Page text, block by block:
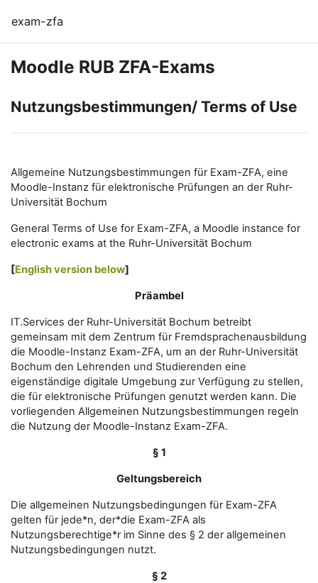
exam-zfa
Moodle RUB ZFA-Exams
Nutzungsbestimmungen/ Terms of Use
Allgemeine Nutzungsbestimmungen für Exam-ZFA, eine
Moodle-Instanz für elektronische Prüfungen an der Ruhr-
Universität Bochum
General Terms of Use for Exam-ZFA, a Moodle instance for
electronic exams at the Ruhr-Universität Bochum
[English version below]
Präambel
IT.Services der Ruhr-Universität Bochum betreibt
gemeinsam mit dem Zentrum für Fremdsprachenausbildung
die Moodle-Instanz Exam-ZFA, um an der Ruhr-Universität
Bochum den Lehrenden und Studierenden eine
eigenständige digitale Umgebung zur Verfügung zu stellen,
die für elektronische Prüfungen genutzt werden kann. Die
vorliegenden Allgemeinen Nutzungsbestimmungen regeln
die Nutzung der Moodle-Instanz Exam-ZFA.
§ 1
Geltungsbereich
Die allgemeinen Nutzungsbedingungen für Exam-ZFA
gelten für jede*n, der*die Exam-ZFA als
Nutzungsberechtige*r im Sinne des § 2 der allgemeinen
Nutzungsbedingungen nutzt.
§ 2